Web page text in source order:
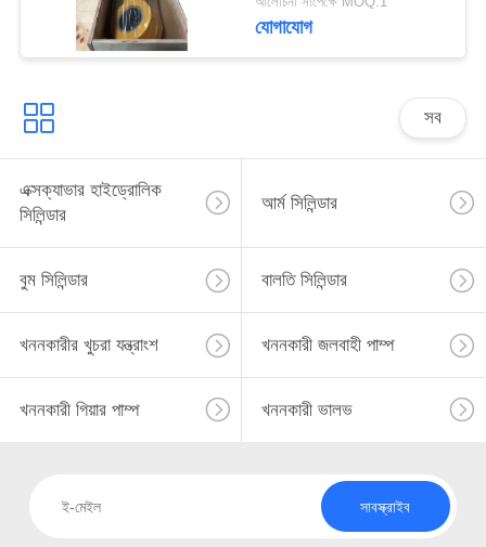
যোগাযোগ
সব
এক্সক্যাভার হাইড্রোলিক
সিলিন্ডার
আর্ম সিলিন্ডার
বুম সিলিন্ডার বালতি সিলিন্ডার
খননকারীর খুচরা যন্ত্রাংশ খননকারী জলবাহী পাম্প
খননকারী গিয়ার পাম্প খননকারী ভালভ
সাবস্ক্রাইব